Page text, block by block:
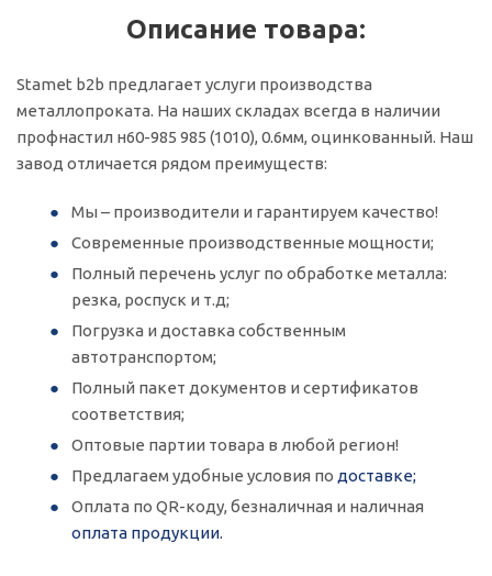
Описание товара:
Stamet b2b предлагает услуги производства
металлопроката. На наших складах всегда в наличии
профнастил н60-985 985 (1010), 0.6мм, оцинкованный. Наш
завод отличается рядом преимуществ:
Мы – производители и гарантируем качество!
Современные производственные мощности;
Полный перечень услуг по обработке металла:
резка, роспуск и т.д;
Погрузка и доставка собственным
автотранспортом;
Полный пакет документов и сертификатов
соответствия;
Оптовые партии товара в любой регион!
Предлагаем удобные условия по доставке;
Оплата по QR-коду, безналичная и наличная
оплата продукции.